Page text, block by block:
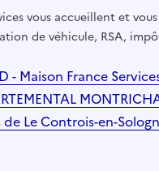
vous accueillent et
de véhicule, RSA,
- Maison France
de Le Controis-en-